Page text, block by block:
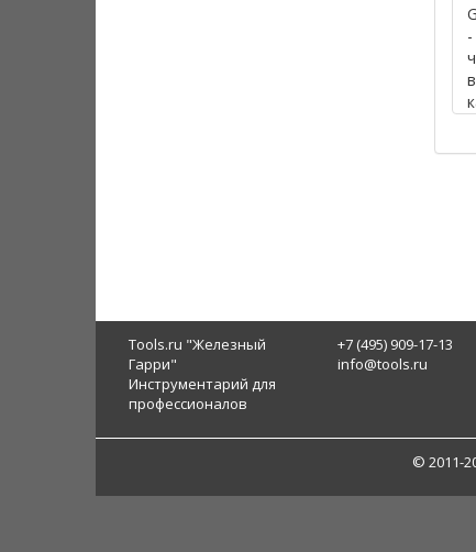
Tools.ru "Железный
Гарри"
Инструментарий для
профессионалов
+7 (495) 909-17-13
info@tools.ru
© 2011-